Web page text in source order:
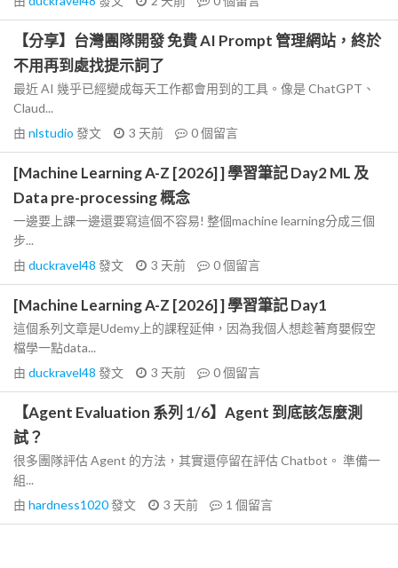
【分享】台灣團隊開發 免費 AI Prompt 管理網站，終於
不用再到處找提示詞了
最近 AI 幾乎已經變成每天工作都會用到的工具。像是 ChatGPT、
Claud...
由 nlstudio 發文 3 天前 0個留言
[Machine Learning A-Z [2026] ] 學習筆記 Day2 ML 及
Data pre-processing 概念
一邊要上課一邊還要寫這個不容易! 整個machine learning分成三個
步...
由 duckravel48 發文 3 天前 0個留言
[Machine Learning A-Z [2026] ] 學習筆記 Day1
這個系列文章是Udemy上的課程延伸，因為我個人想趁著育嬰假空
檔學一點data...
由 duckravel48 發文 3 天前 0個留言
【Agent Evaluation 系列 1/6】Agent 到底該怎麼測
試？
很多團隊評估 Agent 的方法，其實還停留在評估 Chatbot。 準備一
組...
由 hardness1020發文 3 天前 1 個留言